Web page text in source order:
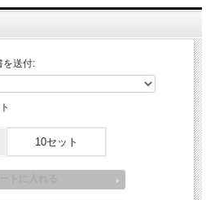
らい（環境による）
を送付:
10セット